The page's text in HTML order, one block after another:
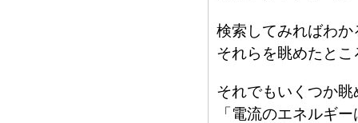
検索してみればわ
それらを眺めたとこ
それでもいくつか
「電流のエネルギ